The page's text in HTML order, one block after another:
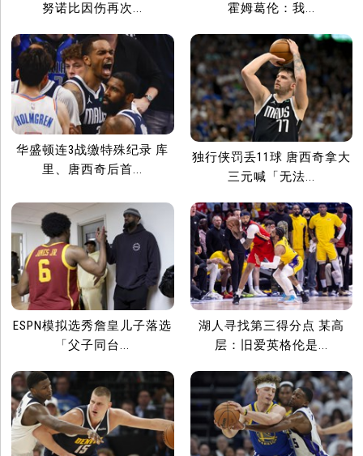
努诺比因伤再次...
霍姆葛伦：我...
华盛顿连3战缴特殊纪录 库
里、唐西奇后首...
独行侠罚丢11球 唐西奇拿大
三元喊「无法...
ESPN模拟选秀詹皇儿子落选
「父子同台...
湖人寻找第三得分点 某高
层：旧爱英格伦是...